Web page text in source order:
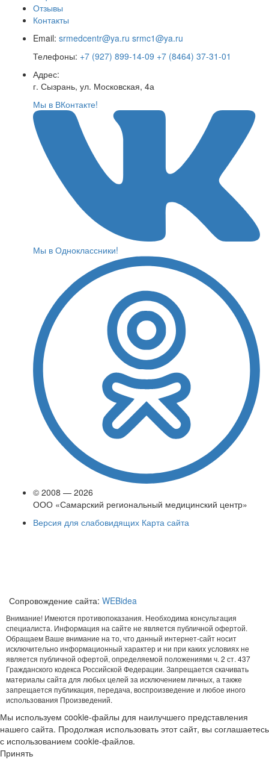
Отзывы
Контакты
Email: srmedcentr@ya.ru srmc1@ya.ru
Телефоны: +7 (927) 899-14-09 +7 (8464) 37-31-01
Адрес:
г. Сызрань, ул. Московская, 4а
Мы в ВКонтакте!
Мы в Одноклассники!
© 2008 — 2026
ООО «Самарский региональный медицинский центр»
Версия для слабовидящих Карта сайта
Сопровождение сайта: WEBidea
Внимание! Имеются противопоказания. Необходима консультация
специалиста. Информация на сайте не является публичной офертой.
Обращаем Ваше внимание на то, что данный интернет-сайт носит
исключительно информационный характер и ни при каких условиях не
является публичной офертой, определяемой положениями ч. 2 ст. 437
Гражданского кодекса Российской Федерации. Запрещается скачивать
материалы сайта для любых целей за исключением личных, а также
запрещается публикация, передача, воспроизведение и любое иного
использования Произведений.
Мы используем cookie-файлы для наилучшего представления
нашего сайта. Продолжая использовать этот сайт, вы соглашаетесь
с использованием cookie-файлов.
Принять